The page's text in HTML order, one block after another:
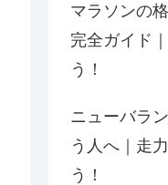
マラソンの
完全ガイド
う！
ニューバラ
う人へ｜走
う！